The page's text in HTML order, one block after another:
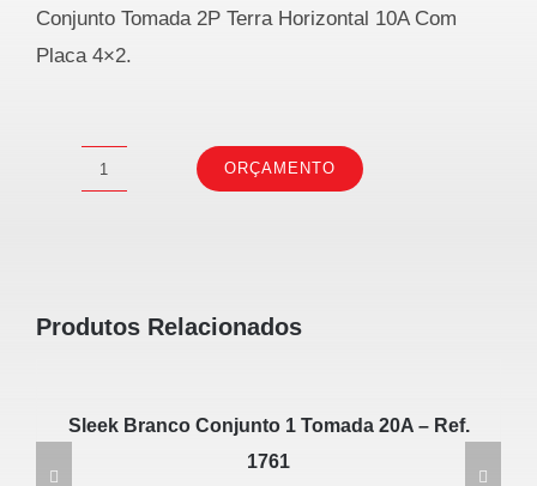
Conjunto Tomada 2P Terra Horizontal 10A Com
Placa 4×2.
Pial
10A
ORÇAMENTO
Produtos Relacionados
Sleek Branco Conjunto 1 Tomada 20A – Ref.
1761